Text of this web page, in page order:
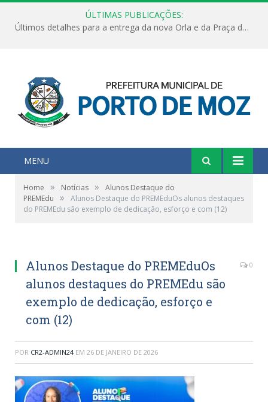
ÚLTIMAS PUBLICAÇÕES:
Últimos detalhes para a entrega da nova Orla e da Praça do Praião
MENU
Home » Notícias »
Alunos Destaque do
PREMEdu
»
Alunos Destaque do PREMEduOs alunos destaques
do PREMEdu são exemplo de dedicação, esforço e com (12)
Alunos Destaque do PREMEduOs
alunos destaques do PREMEdu são
exemplo de dedicação, esforço e
com (12)
0
POR CR2-ADMIN24 EM 26 DE JANEIRO DE 2026